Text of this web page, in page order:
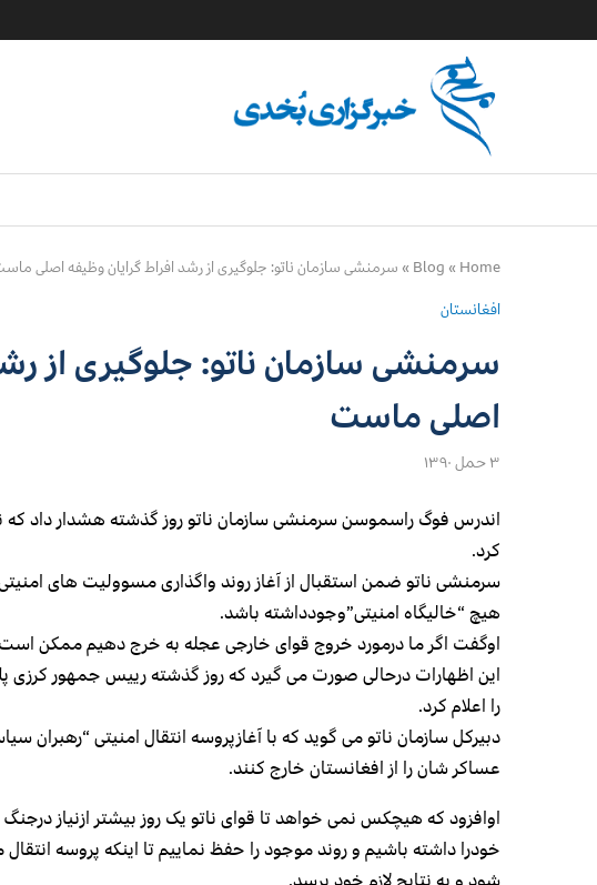
Home
»
Blog
» سرمنشی سازمان ناتو: جلوگیری از رشد افراط گرایان وظیفه اصلی
افغانستان
سرمنشی سازمان ناتو: جلوگیری از
اصلی ماست
۳ حمل ۱۳۹۰
اندرس فوگ راسموسن سرمنشی سازمان ناتو روز گذشته هشدار داد که
کرد.
سرمنشی ناتو ضمن استقبال از آغاز روند واگذاری مسوولیت های
هیچ “خالیگاه امنیتی”وجودداشته باشد.
اوگفت اگر ما درمورد خروج قوای خارجی عجله به خرج دهیم ممکن است
این اظهارات درحالی صورت می گیرد که روز گذشته رییس جمهور کرزی
را اعلام کرد.
دبیرکل سازمان ناتو می گوید که با آغازپروسه انتقال امنیتی “رهبران
عساکر شان را از افغانستان خارج کنند.
اوافزود که هیچکس نمی خواهد تا قوای ناتو یک روز بیشتر ازنیاز
خودرا داشته باشیم و روند موجود را حفظ نماییم تا اینکه پروسه